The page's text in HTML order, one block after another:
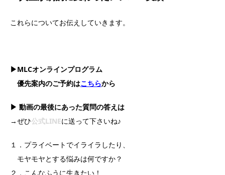
これらについてお伝えしていきます。
▶MLCオンラインプログラム
優先案内のご予約はこちらから
▶ 動画の最後にあった質問の答えは
→ぜひ公式LINEに送って下さいね♪
１．プライベートでイライラしたり、
モヤモヤとする悩みは何ですか？
２．こんなふうに生きたい！